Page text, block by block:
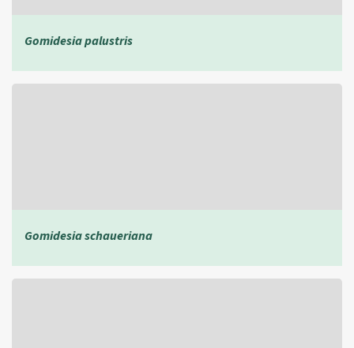
Gomidesia palustris
Gomidesia schaueriana